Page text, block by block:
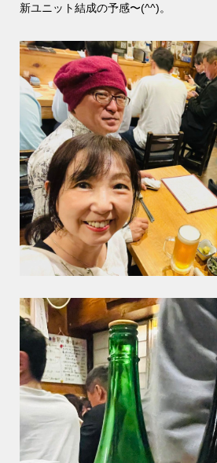
新ユニット結成の予感〜(^^)。